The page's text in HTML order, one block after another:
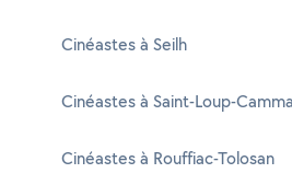
Cinéastes à Seilh
Cinéastes à Saint-Loup-
Cinéastes à Rouffiac-Tolosan